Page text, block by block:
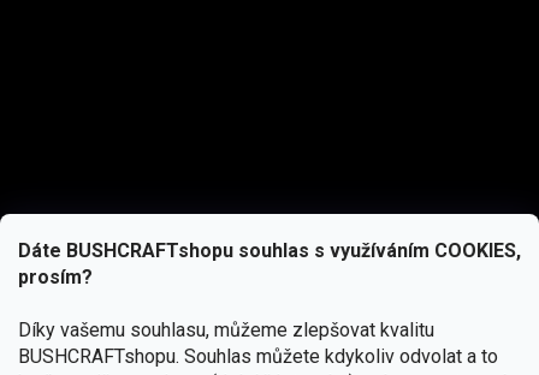
Dáte BUSHCRAFTshopu souhlas s využíváním COOKIES,
prosím?
Díky vašemu souhlasu, můžeme zlepšovat kvalitu
BUSHCRAFTshopu. Souhlas můžete kdykoliv odvolat a to